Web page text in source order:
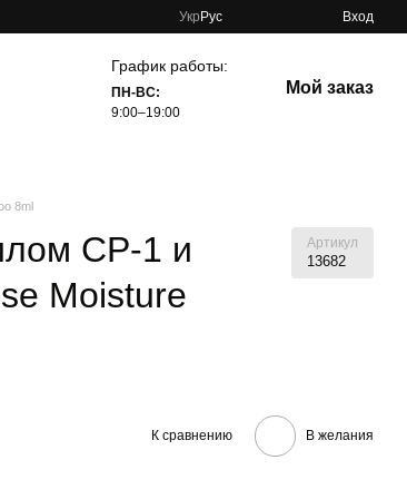
Укр Рус Вход
График работы:
ПН-ВС:
9:00–19:00
Мой заказ
8ml
CP-1 и
Moisture
Артикул
13682
К сравнению В желания